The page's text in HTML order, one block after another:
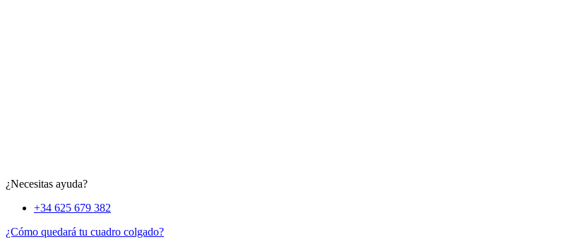
¿Necesitas ayuda?
+34 625 679 382
¿Cómo quedará tu cuadro colgado?